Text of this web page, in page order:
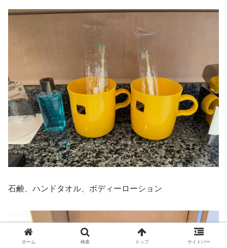
石鹸、ハンドタオル、ボディーローション
ホーム 検索 トップ サイドバー